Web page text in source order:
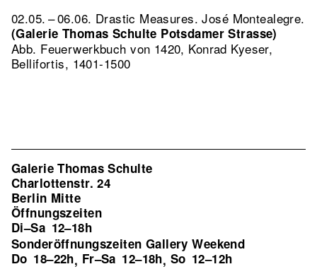
02.05. – 06.06. Drastic Measures. José Montealegre.
(Galerie Thomas Schulte Potsdamer Strasse)
Abb. Feuerwerkbuch von 1420, Konrad Kyeser,
Bellifortis, 1401-1500
Galerie Thomas Schulte
Charlottenstr. 24
Berlin Mitte
Öffnungszeiten
Di–Sa 12–18h
Sonderöffnungszeiten Gallery Weekend
Do 18–22h, Fr–Sa 12–18h, So 12–12h